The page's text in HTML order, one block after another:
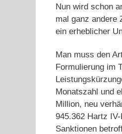
Nun wird schon
mal ganz andere
ein erheblicher
Man muss den
Formulierung im
Monatszahl und
Million, neu
945.362 Hartz
Sanktionen